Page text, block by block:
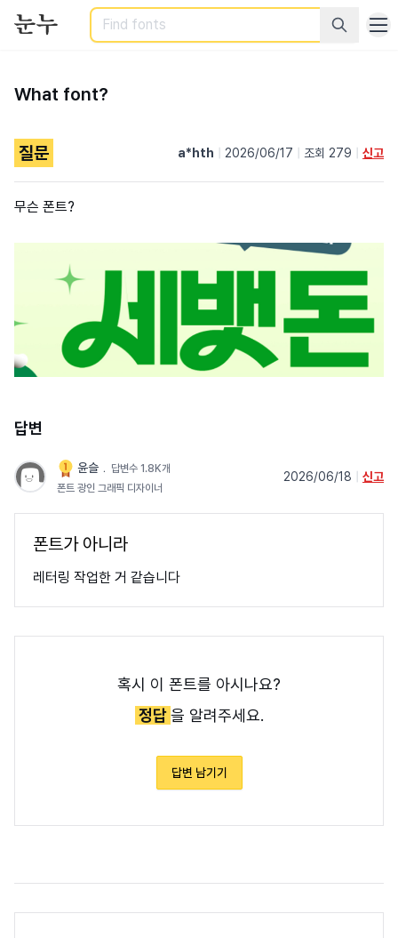
Search
What font?
질문 a*hth 2026/06/17 조회 279 신고
무슨 폰트?
답변
윤슬 ﹒ 답변수 1.8K개
폰트 광인 그래픽 디자이너
2026/06/18 신고
폰트가 아니라
레터링 작업한 거 같습니다
혹시 이 폰트를 아시나요?
정답을 알려주세요.
답변 남기기